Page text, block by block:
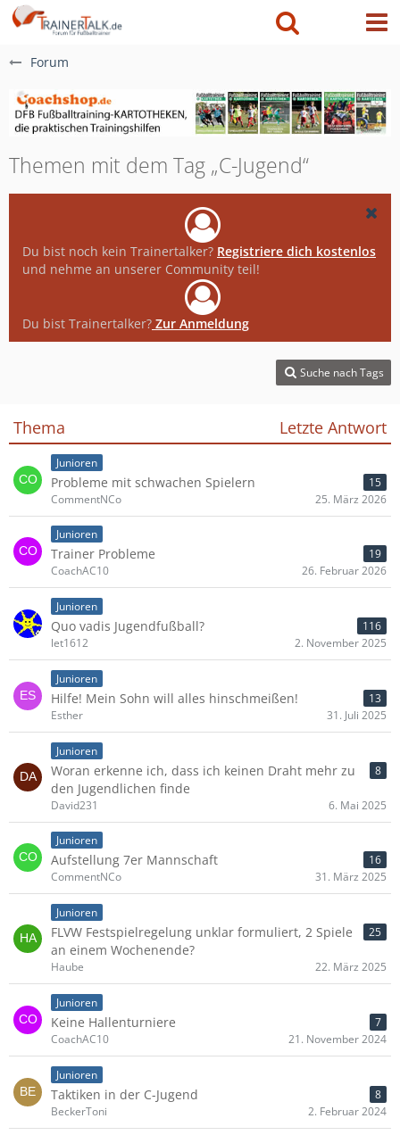
Forum
Themen mit dem Tag „C-Jugend“
Du bist noch kein Trainertalker? Registriere dich kostenlos
und nehme an unserer Community teil!
Du bist Trainertalker? Zur Anmeldung
Suche nach Tags
Thema Letzte Antwort
Junioren
Probleme mit schwachen Spielern
15
CommentNCo
25. März 2026
Junioren
Trainer Probleme
19
CoachAC10
26. Februar 2026
Junioren
Quo vadis Jugendfußball?
116
let1612
2. November 2025
Junioren
Hilfe! Mein Sohn will alles hinschmeißen!
13
Esther
31. Juli 2025
Junioren
Woran erkenne ich, dass ich keinen Draht mehr zu
den Jugendlichen finde
8
David231 6. Mai 2025
Junioren
Aufstellung 7er Mannschaft
16
CommentNCo
31. März 2025
Junioren
FLVW Festspielregelung unklar formuliert, 2 Spiele
an einem Wochenende?
25
Haube 22. März 2025
Junioren
Keine Hallenturniere
7
CoachAC10
21. November 2024
Junioren
Taktiken in der C-Jugend
8
BeckerToni
2. Februar 2024